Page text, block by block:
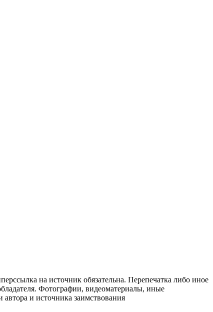
на источник обязательна. Перепечатка либо иное
Фотографии, видеоматериалы, иные
и источника заимствования